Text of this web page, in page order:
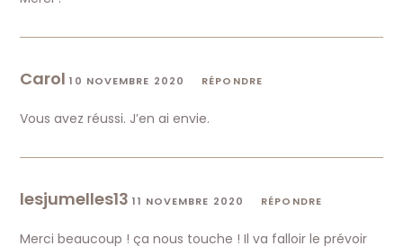
Carol 10 NOVEMBRE 2020 RÉPONDRE
Vous avez réussi. J’en ai envie.
lesjumelles13 11 NOVEMBRE 2020 RÉPONDRE
Merci beaucoup ! ça nous touche ! Il va falloir le prévoir